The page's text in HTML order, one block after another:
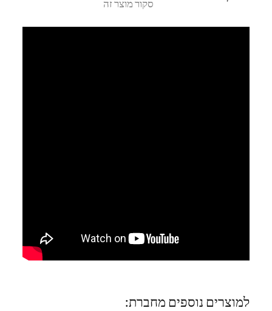
סקור מוצר זה
למוצרים נוספים מחברת: